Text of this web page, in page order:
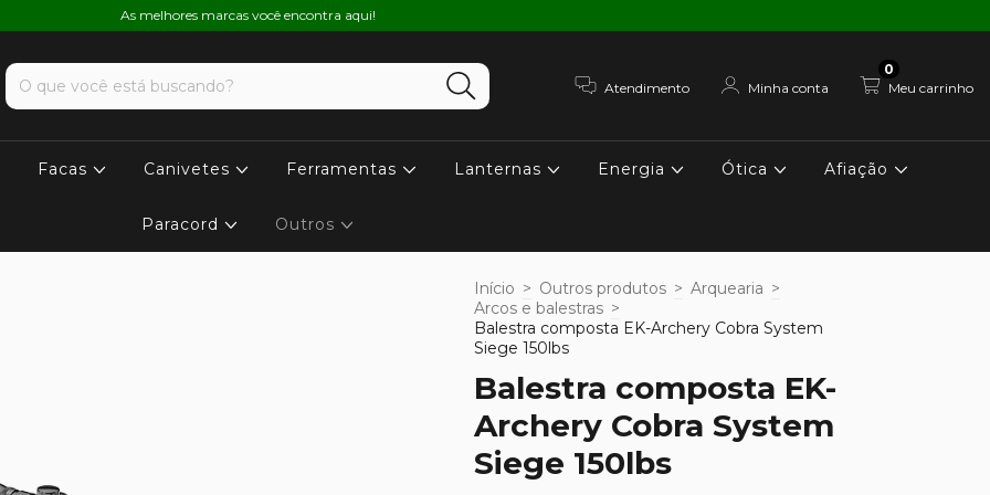
As melhores marcas você encontra aqui!
Atendimento Minha conta Meu carrinho
0
Facas Canivetes Ferramentas Lanternas Energia Ótica Afiação
Paracord Outros
Início > Outros produtos > Arquearia >
Arcos e balestras >
Balestra composta EK-Archery Cobra System
Siege 150lbs
Balestra composta EK-
Archery Cobra System
Siege 150lbs